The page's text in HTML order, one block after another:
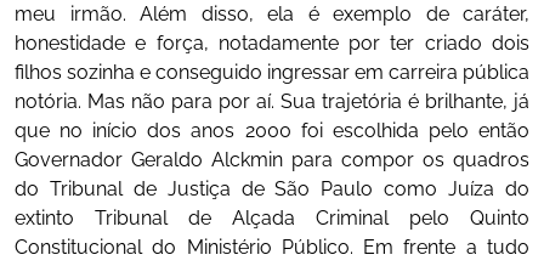
meu irmão. Além disso, ela é exemplo de caráter,
honestidade e força, notadamente por ter criado dois
filhos sozinha e conseguido ingressar em carreira pública
notória. Mas não para por aí. Sua trajetória é brilhante, já
que no início dos anos 2000 foi escolhida pelo então
Governador Geraldo Alckmin para compor os quadros
do Tribunal de Justiça de São Paulo como Juíza do
extinto Tribunal de Alçada Criminal pelo Quinto
Constitucional do Ministério Público. Em frente a tudo